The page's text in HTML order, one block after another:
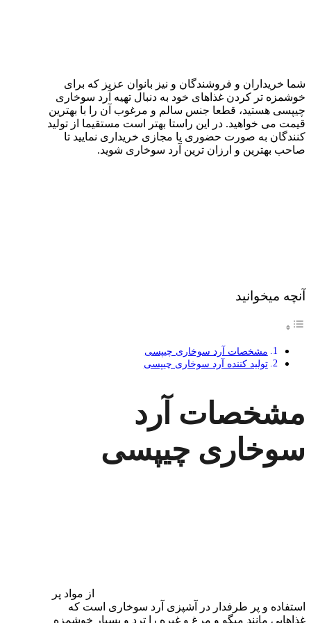
شما خریداران و فروشندگان و نیز بانوان عزیز که برای
خوشمزه تر کردن غذاهای خود به دنبال تهیه آرد سوخاری
چیپسی هستید، قطعا جنس سالم و مرغوب آن را با بهترین
قیمت می خواهید. در این راستا بهتر است مستقیما از تولید
کنندگان به صورت حضوری یا مجازی خریداری نمایید تا
صاحب بهترین و ارزان ترین آرد سوخاری شوید.
آنچه میخوانید
مشخصات آرد سوخاری چیپسی
تولید کننده آرد سوخاری چیپسی
مشخصات آرد
سوخاری چیپسی
از مواد پر
استفاده و پر طرفدار در آشپزی آرد سوخاری است که
غذاهایی مانند میگو و مرغ و غیره را ترد و بسیار خوشمزه